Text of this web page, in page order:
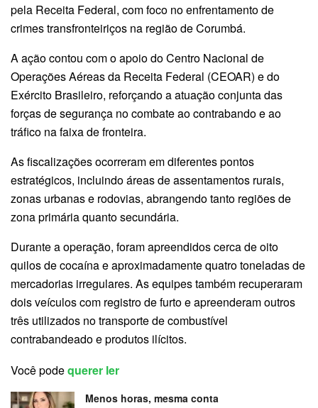
pela Receita Federal, com foco no enfrentamento de
crimes transfronteiriços na região de Corumbá.
A ação contou com o apoio do Centro Nacional de
Operações Aéreas da Receita Federal (CEOAR) e do
Exército Brasileiro, reforçando a atuação conjunta das
forças de segurança no combate ao contrabando e ao
tráfico na faixa de fronteira.
As fiscalizações ocorreram em diferentes pontos
estratégicos, incluindo áreas de assentamentos rurais,
zonas urbanas e rodovias, abrangendo tanto regiões de
zona primária quanto secundária.
Durante a operação, foram apreendidos cerca de oito
quilos de cocaína e aproximadamente quatro toneladas de
mercadorias irregulares. As equipes também recuperaram
dois veículos com registro de furto e apreenderam outros
três utilizados no transporte de combustível
contrabandeado e produtos ilícitos.
Você podequerer ler
Menos horas, mesma conta